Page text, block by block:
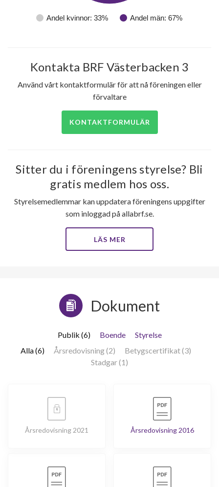
lägenheter
Andel kvinnor: 33% Andel män: 67%
Kontakta BRF Västerbacken 3
Använd vårt kontaktformulär för att nå föreningen eller
förvaltare
KONTAKTFORMULÄR
Sitter du i föreningens styrelse? Bli
gratis medlem hos oss.
Styrelsemedlemmar kan uppdatera föreningens uppgifter
som inloggad på allabrf.se.
LÄS MER
Dokument
Publik (6) Boende
Styrelse
Alla (6)
Årsredovisning (2)
Betygscertifikat (3)
Stadgar (1)
Årsredovisning 2021 Årsredovisning 2016